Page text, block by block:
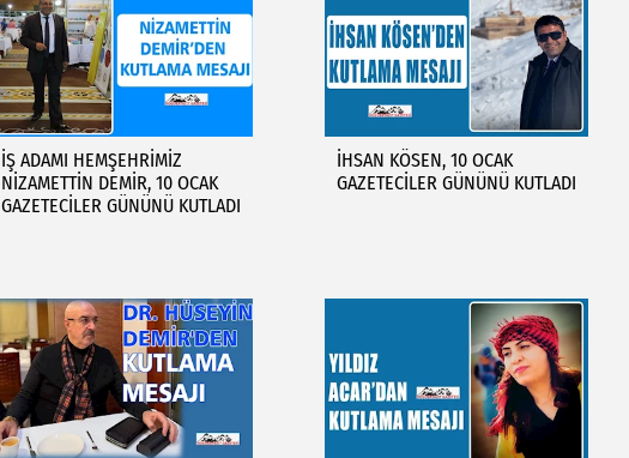
İŞ ADAMI HEMŞEHRİMİZ
NİZAMETTİN DEMİR, 10 OCAK
GAZETECİLER GÜNÜNÜ KUTLADI
İHSAN KÖSEN, 10 OCAK
GAZETECİLER GÜNÜNÜ KUTLADI